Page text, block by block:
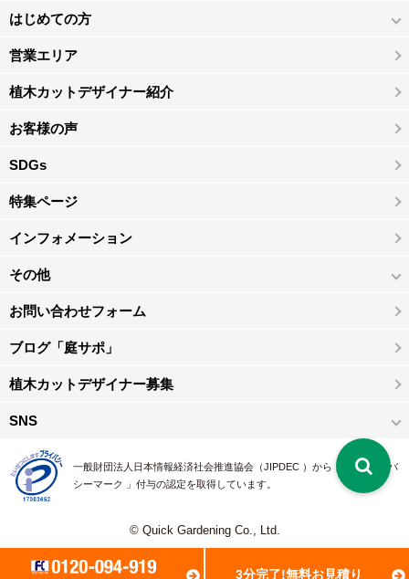
3分完了!無料お見積り
はじめての方
営業エリア
植木カットデザイナー紹介
お客様の声
SDGs
特集ページ
インフォメーション
その他
お問い合わせフォーム
ブログ「庭サポ」
植木カットデザイナー募集
SNS
一般財団法人日本情報経済社会推進協会（JIPDEC ）から 、「 プライバ
シーマーク 」付与の認定を取得しています。
© Quick Gardening Co., Ltd.